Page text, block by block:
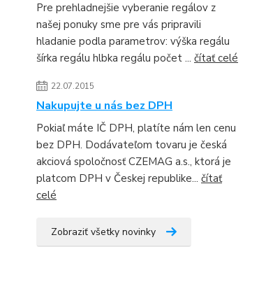
Pre prehladnejšie vyberanie regálov z
našej ponuky sme pre vás pripravili
hladanie podla parametrov: výška regálu
šírka regálu hlbka regálu počet ... čítať celé
22.07.2015
Nakupujte u nás bez DPH
Pokiaľ máte IČ DPH, platíte nám len cenu
bez DPH. Dodávateľom tovaru je česká
akciová spoločnosť CZEMAG a.s., ktorá je
platcom DPH v Českej republike... čítať
celé
Zobraziť všetky novinky